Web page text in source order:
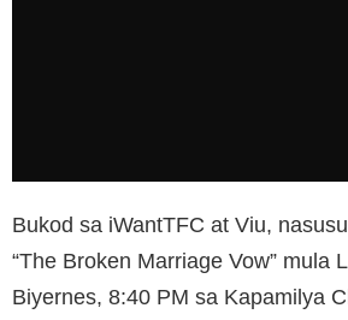
Bukod sa iWantTFC at Viu,
“The Broken Marriage Vow” mula
Biyernes, 8:40 PM sa Kapamilya